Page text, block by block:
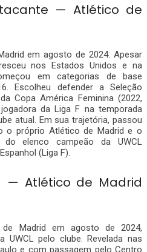
— Atlético de
em agosto de 2024. Apesar
nos Estados Unidos e na
em categorias de base
Escolheu defender a Seleção
Copa América Feminina (2022,
da Liga F na temporada
atual. Em sua trajetória, passou
o próprio Atlético de Madrid e o
elenco campeão da UWCL
(Liga F).
— Atlético de Madrid
Madrid em agosto de 2024,
pelo clube. Revelada nas
e com passagem pelo Centro